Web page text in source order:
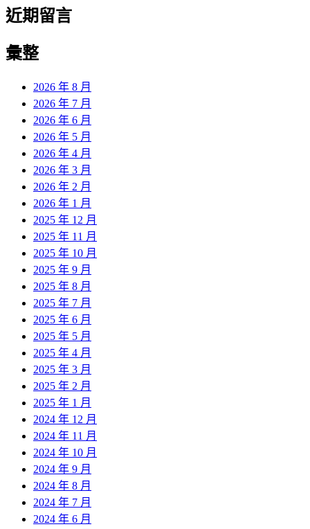
近期留言
彙整
2026 年 8 月
2026 年 7 月
2026 年 6 月
2026 年 5 月
2026 年 4 月
2026 年 3 月
2026 年 2 月
2026 年 1 月
2025 年 12 月
2025 年 11 月
2025 年 10 月
2025 年 9 月
2025 年 8 月
2025 年 7 月
2025 年 6 月
2025 年 5 月
2025 年 4 月
2025 年 3 月
2025 年 2 月
2025 年 1 月
2024 年 12 月
2024 年 11 月
2024 年 10 月
2024 年 9 月
2024 年 8 月
2024 年 7 月
2024 年 6 月